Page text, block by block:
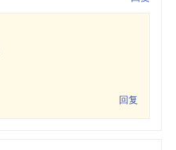
回复